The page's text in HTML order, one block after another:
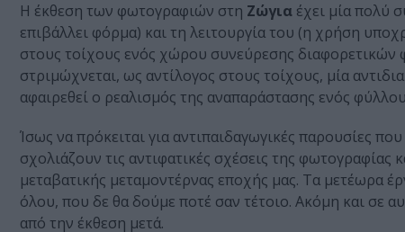
Η έκθεση των φωτογραφιών στη Ζώγια έχει μία πολύ
επιβάλλει φόρμα) και τη λειτουργία του (η χρήση
στους τοίχους ενός χώρου συνεύρεσης
στριμώχνεται, ως αντίλογος στους τοίχους, μία
αφαιρεθεί ο ρεαλισμός της αναπαράστασης ενός
Ίσως να πρόκειται για αντιπαιδαγωγικές παρουσίες
σχολιάζουν τις αντιφατικές σχέσεις της φωτογραφίας
μεταβατικής μεταμοντέρνας εποχής μας. Τα μετέωρα
όλου, που δε θα δούμε ποτέ σαν τέτοιο. Ακόμη και σε
από την έκθεση μετά.